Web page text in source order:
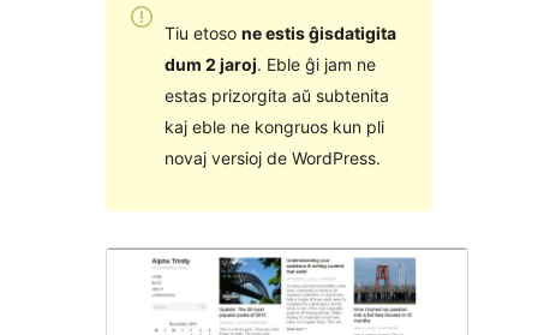
Tiu etoso ne estis ĝisdatigita
dum 2 jaroj. Eble ĝi jam ne
estas prizorgita aŭ subtenita
kaj eble ne kongruos kun pli
novaj versioj de WordPress.